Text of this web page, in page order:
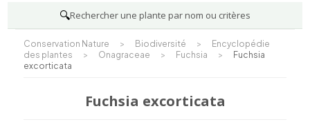
🔍Rechercher une plante par nom ou critères
Conservation Nature > Biodiversité >
Encyclopédie
des plantes
> Onagraceae > Fuchsia >
Fuchsia
excorticata
Fuchsia excorticata